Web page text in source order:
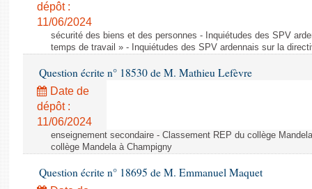
dépôt :
11/06/2024
sécurité des biens et des personnes - Inquiétudes des SPV
temps de travail » - Inquiétudes des SPV ardennais sur la
Question écrite n° 18530 de M. Mathieu Lefèvre
Date de
dépôt :
11/06/2024
enseignement secondaire - Classement REP du collège
collège Mandela à Champigny
Question écrite n° 18695 de M. Emmanuel Maquet